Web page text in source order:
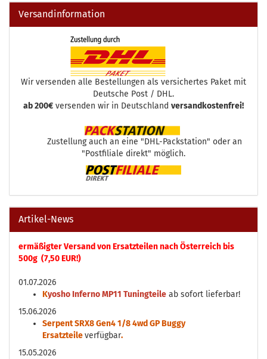
Versandinformation
Wir versenden alle Bestellungen als versichertes Paket mit
Deutsche Post / DHL.
ab 200€ versenden wir in Deutschland versandkostenfrei!
Zustellung auch an eine "DHL-Packstation" oder an
"Postfiliale direkt" möglich.
Artikel-News
ermäßigter Versand von Ersatzteilen nach Österreich bis
500g (7,50 EUR!)
01.07.2026
Kyosho Inferno MP11 Tuningteile ab sofort lieferbar!
15.06.2026
Serpent SRX8 Gen4 1/8 4wd GP Buggy
Ersatzteileverfügbar.
15.05.2026